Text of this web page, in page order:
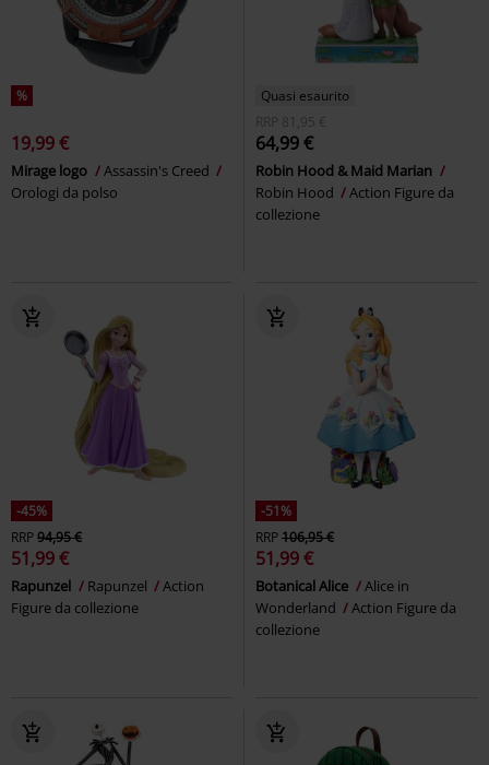
%
19,99 €
Mirage logo
Assassin's Creed
Orologi da polso
Quasi esaurito
RRP
81,95 €
64,99 €
Robin Hood & Maid Marian
Robin Hood
Action Figure da
collezione
-45%
RRP94,95 €
51,99 €
Rapunzel Rapunzel
Action
Figure da collezione
-51%
RRP106,95 €
51,99 €
Botanical Alice
Alice in
Wonderland
Action Figure da
collezione